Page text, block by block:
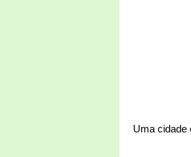
Uma cidade